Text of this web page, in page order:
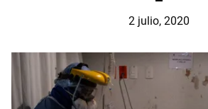
2 julio, 2020